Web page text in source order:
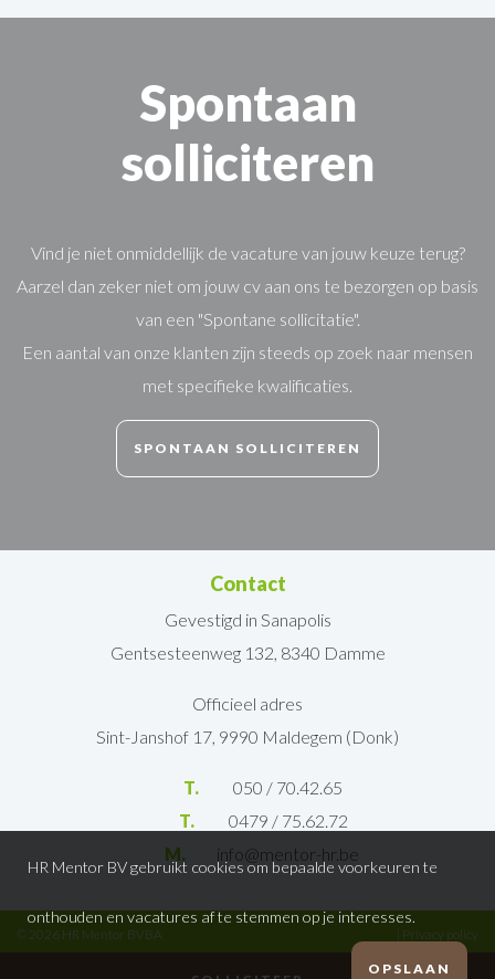
Spontaan
solliciteren
Vind je niet onmiddellijk de vacature van jouw keuze terug?
Aarzel dan zeker niet om jouw cv aan ons te bezorgen op basis
van een "Spontane sollicitatie".
Een aantal van onze klanten zijn steeds op zoek naar mensen
met specifieke kwalificaties.
SPONTAAN SOLLICITEREN
Contact
Gevestigd in Sanapolis
Gentsesteenweg 132, 8340 Damme
Officieel adres
Sint-Janshof 17, 9990 Maldegem (Donk)
T.
050 / 70.42.65
T.
0479 / 75.62.72
M.
info@mentor-hr.be
© 2026 HR Mentor BVBA Privacy policy
HR Mentor BV gebruikt cookies om bepaalde voorkeuren te
onthouden en vacatures af te stemmen op je interesses.